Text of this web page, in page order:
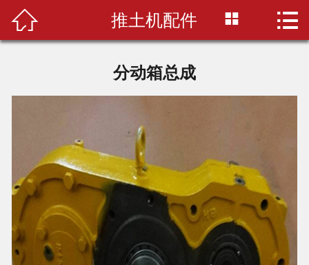
首页
选购指南
配件仓库
联系我们
 推土机配件  
分动箱总成